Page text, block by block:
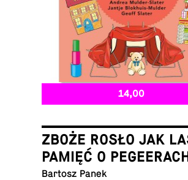
14,00
ZBOŻE ROSŁO JAK
PAMIĘĆ O
Bartosz Panek